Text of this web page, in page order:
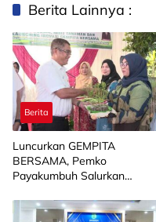
Berita Lainnya :
Berita
Luncurkan GEMPITA
BERSAMA, Pemko
Payakumbuh Salurkan
kepada 15 KWT